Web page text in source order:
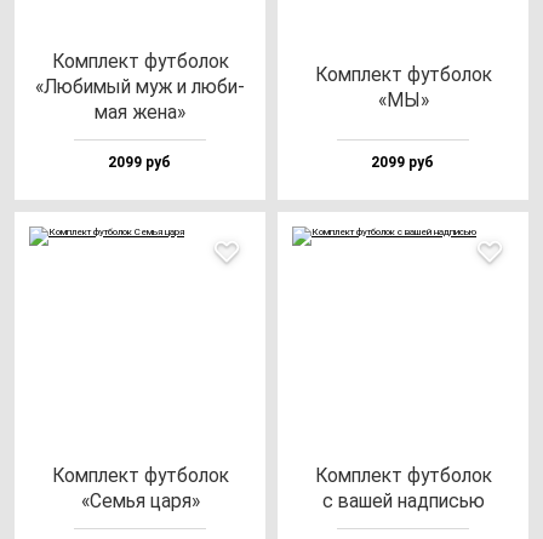
Ком­плект фут­бо­лок
«Люби­мый муж и лю­би­
мая же­на»
2099 руб
Ком­плект фут­бо­лок
«МЫ»
2099 руб
Ком­плект фут­бо­лок
«Семья ца­ря»
Ком­плект фут­бо­лок
с ва­шей над­писью